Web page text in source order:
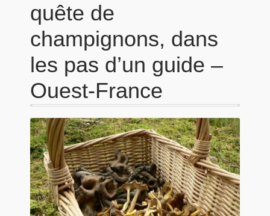
quête de
champignons, dans
les pas d’un guide –
Ouest-France